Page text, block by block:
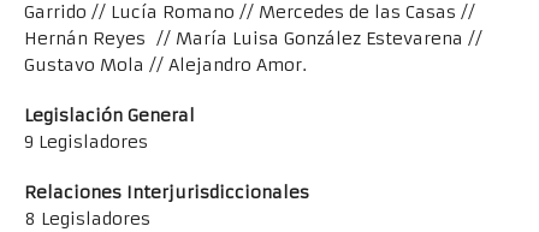
Garrido // Lucía Romano // Mercedes de las Casas //
Hernán Reyes // María Luisa González Estevarena //
Gustavo Mola // Alejandro Amor.
Legislación General
9 Legisladores
Relaciones Interjurisdiccionales
8 Legisladores